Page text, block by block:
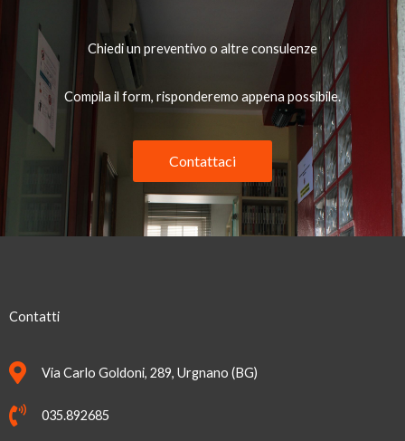
Chiedi un preventivo o altre consulenze
Compila il form, risponderemo appena possibile.
Contattaci
Contatti
Via Carlo Goldoni, 289, Urgnano (BG)
035.892685